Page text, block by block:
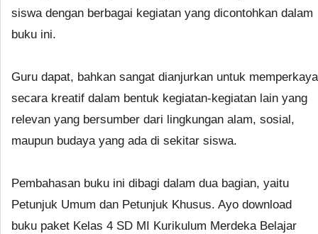
siswa dengan berbagai kegiatan yang dicontohkan dalam
buku ini.
Guru dapat, bahkan sangat dianjurkan untuk memperkaya
secara kreatif dalam bentuk kegiatan-kegiatan lain yang
relevan yang bersumber dari lingkungan alam, sosial,
maupun budaya yang ada di sekitar siswa.
Pembahasan buku ini dibagi dalam dua bagian, yaitu
Petunjuk Umum dan Petunjuk Khusus. Ayo download
buku paket Kelas 4 SD MI Kurikulum Merdeka Belajar